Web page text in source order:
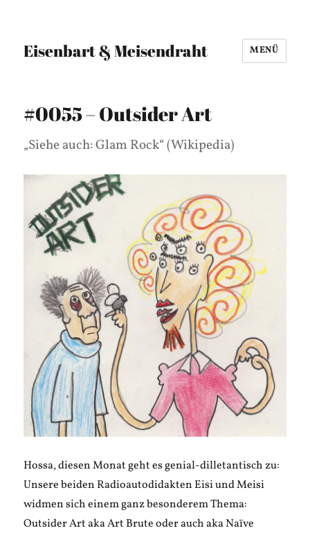
Eisenbart & Meisendraht MENÜ
#0055 – Outsider Art
„Siehe auch: Glam Rock“ (Wikipedia)
Hossa, diesen Monat geht es genial-dilletantisch zu:
Unsere beiden Radioautodidakten Eisi und Meisi
widmen sich einem ganz besonderem Thema:
Outsider Art aka Art Brute oder auch aka Naïve